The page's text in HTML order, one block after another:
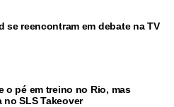
se reencontram em debate na TV
o pé em treino no Rio, mas
SLS Takeover